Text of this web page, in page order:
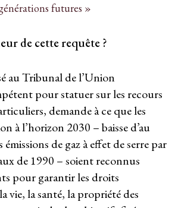
futures »
de cette requête ?
au Tribunal de l’Union
pour statuer sur les recours
demande à ce que les
à l’horizon 2030 – baisse d’au
émissions de gaz à effet de serre par
de 1990 – soient reconnus
pour garantir les droits
vie, la santé, la propriété des